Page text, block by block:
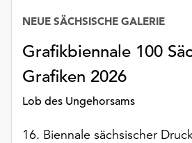
Grafikbiennale 100
Grafiken 2026
Lob des Ungehorsams
NEUE SÄCHSISCHE GALERIE
16. Biennale sächsischer